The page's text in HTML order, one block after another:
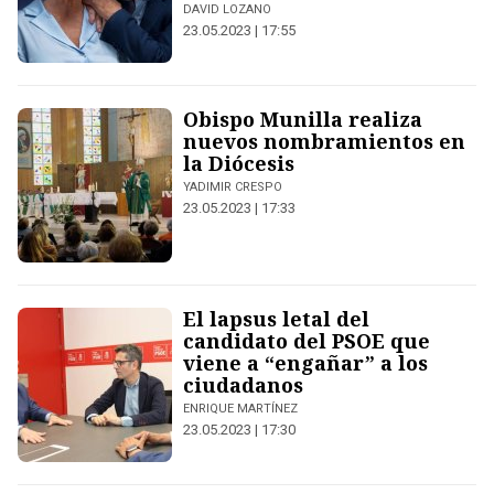
DAVID LOZANO
23.05.2023 | 17:55
Obispo Munilla realiza
nuevos nombramientos en
la Diócesis
YADIMIR CRESPO
23.05.2023 | 17:33
El lapsus letal del
candidato del PSOE que
viene a “engañar” a los
ciudadanos
ENRIQUE MARTÍNEZ
23.05.2023 | 17:30